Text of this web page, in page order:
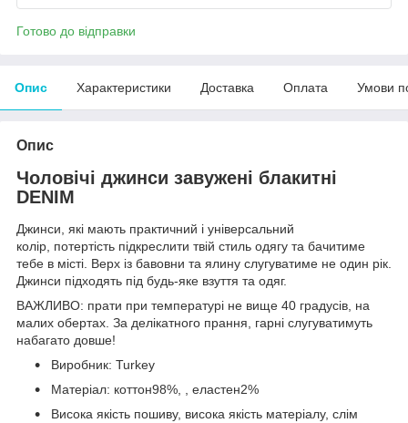
Готово до відправки
Опис Характеристики Доставка Оплата Умови
Опис
Чоловічі джинси завужені блакитні
DENIM
Джинси, які мають практичний і універсальний
колір, потертість підкреслити твій стиль одягу та бачитиме
тебе в місті. Верх із бавовни та ялину слугуватиме не один рік.
Джинси підходять під будь-яке взуття та одяг.
ВАЖЛИВО: прати при температурі не вище 40 градусів, на
малих обертах. За делікатного прання, гарні слугуватимуть
набагато довше!
Виробник: Turkey
Матеріал: коттон98%, , еластен2%
Висока якість пошиву, висока якість матеріалу, слім